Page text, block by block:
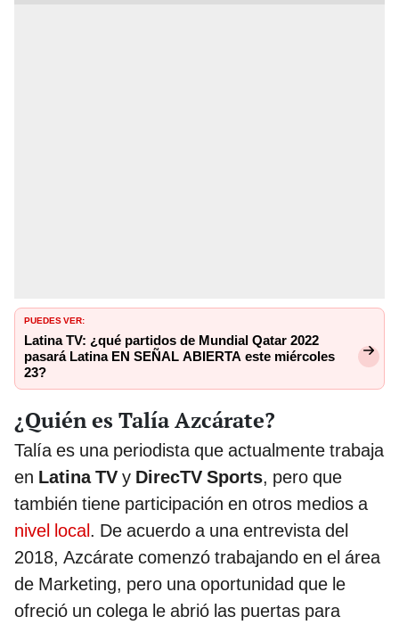
PUEDES VER:
Latina TV: ¿qué partidos de Mundial Qatar 2022
pasará Latina EN SEÑAL ABIERTA este miércoles
23?
¿Quién es Talía Azcárate?
Talía es una periodista que actualmente trabaja
en Latina TV y DirecTV Sports, pero que
también tiene participación en otros medios a
nivel local. De acuerdo a una entrevista del
2018, Azcárate comenzó trabajando en el área
de Marketing, pero una oportunidad que le
ofreció un colega le abrió las puertas para